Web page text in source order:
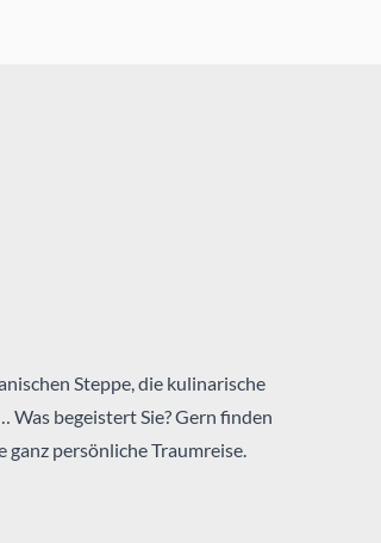
Steppe, die kulinarische
begeistert Sie? Gern finden
persönliche Traumreise.